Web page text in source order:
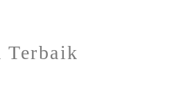
Terbaik